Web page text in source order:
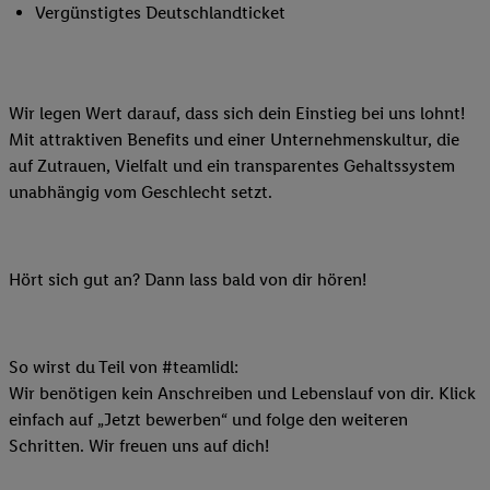
Vergünstigtes Deutschlandticket
Wir legen Wert darauf, dass sich dein Einstieg bei uns lohnt!
Mit attraktiven Benefits und einer Unternehmenskultur, die
auf Zutrauen, Vielfalt und ein transparentes Gehaltssystem
unabhängig vom Geschlecht setzt.
Hört sich gut an? Dann lass bald von dir hören!
So wirst du Teil von #teamlidl:
Wir benötigen kein Anschreiben und Lebenslauf von dir. Klick
einfach auf „Jetzt bewerben“ und folge den weiteren
Schritten. Wir freuen uns auf dich!